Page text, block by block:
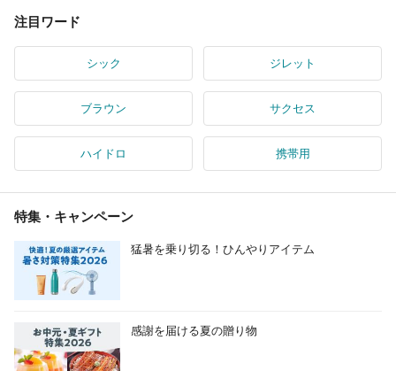
注目ワード
シック ジレット
ブラウン サクセス
ハイドロ 携帯用
特集・キャンペーン
猛暑を乗り切る！ひんやりアイテム
感謝を届ける夏の贈り物